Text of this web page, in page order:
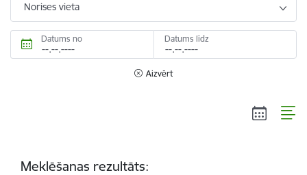
Norises vieta
Datums no Datums līdz
Aizvērt
Meklēšanas rezultāts: